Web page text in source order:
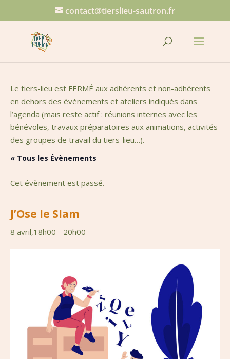
contact@tierslieu-sautron.fr
Le tiers-lieu est FERMÉ aux adhérents et non-adhérents
en dehors des évènements et ateliers indiqués dans
l’agenda (mais reste actif : réunions internes avec les
bénévoles, travaux préparatoires aux animations, activités
des groupes de travail du tiers-lieu…).
« Tous les Évènements
Cet évènement est passé.
J’Ose le Slam
8 avril,18h00 - 20h00